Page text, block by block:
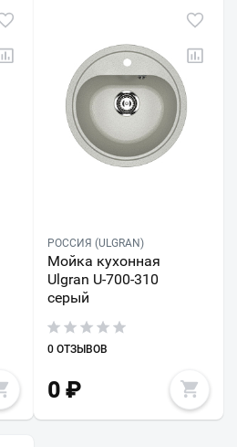
РОССИЯ (ULGRAN)
Мойка кухонная
Ulgran U-700-310
серый
0 ОТЗЫВОВ
0₽